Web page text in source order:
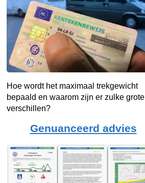
Hoe wordt het maximaal trekgewicht
bepaald en waarom zijn er zulke grote
verschillen?
Genuanceerd advies